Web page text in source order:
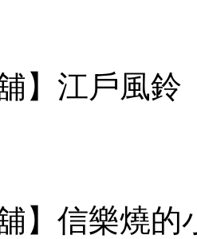
】江戶風鈴
】信樂燒的